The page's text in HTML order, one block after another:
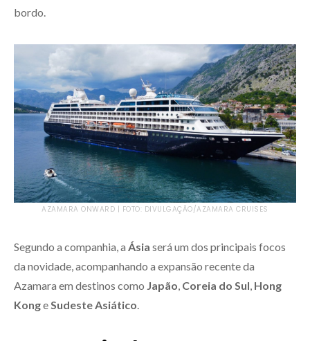
bordo.
AZAMARA ONWARD | FOTO: DIVULGAÇÃO/AZAMARA CRUISES
Segundo a companhia, a Ásia será um dos principais focos
da novidade, acompanhando a expansão recente da
Azamara em destinos como Japão Coreia do Sul Hong
Konge Sudeste Asiático